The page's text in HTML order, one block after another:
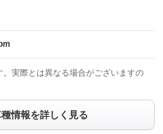
シートヒーター
：装備あり
フロントカメラ
：装備なし
実際とは異なる場合がございますの
情報を詳しく見る